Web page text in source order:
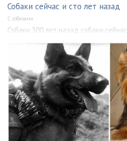
Собаки сейчас и сто лет назад
С собаками
Собаки 300 лет назад собаки сейчас